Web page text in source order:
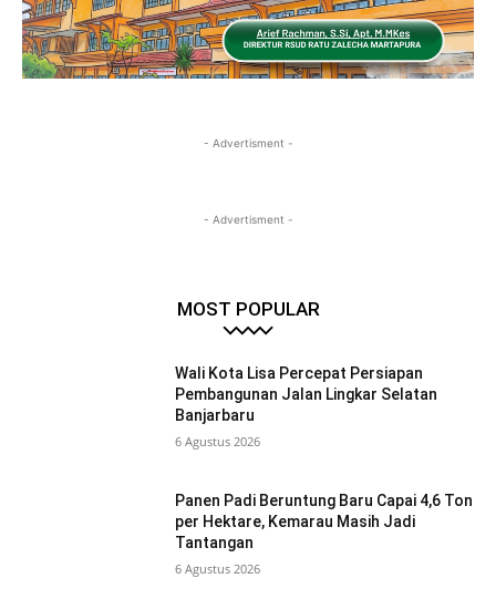
- Advertisment -
- Advertisment -
MOST POPULAR
Wali Kota Lisa Percepat Persiapan
Pembangunan Jalan Lingkar Selatan
Banjarbaru
6 Agustus 2026
Panen Padi Beruntung Baru Capai 4,6 Ton
per Hektare, Kemarau Masih Jadi
Tantangan
6 Agustus 2026